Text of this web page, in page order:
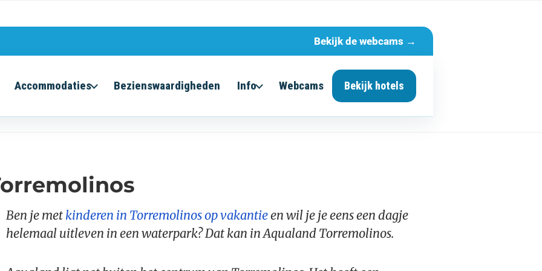
Bekijk de webcams →
Accommodaties Bezienswaardigheden Info Webcams Bekijk hotels
Ben je met kinderen in Torremolinos op vakantieen wil je je eens een dagje
helemaal uitleven in een waterpark? Dat kan in Aqualand Torremolinos.